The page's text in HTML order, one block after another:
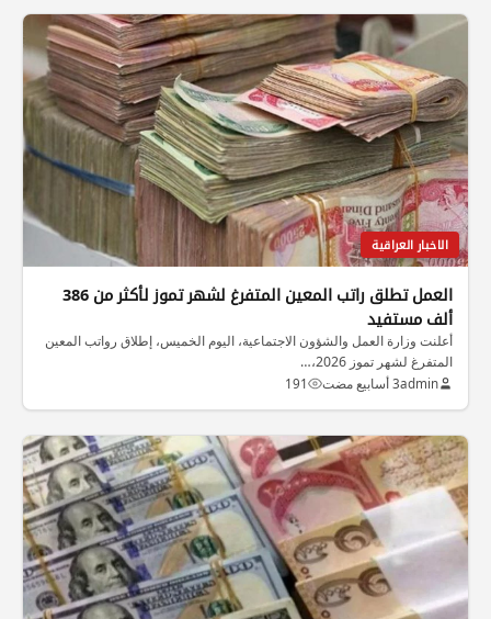
الاخبار العراقية
العمل تطلق راتب المعين المتفرغ لشهر تموز لأكثر من 386
ألف مستفيد
أعلنت وزارة العمل والشؤون الاجتماعية، اليوم الخميس، إطلاق رواتب المعين
المتفرغ لشهر تموز 2026،…
admin3 أسابيع مضت 191